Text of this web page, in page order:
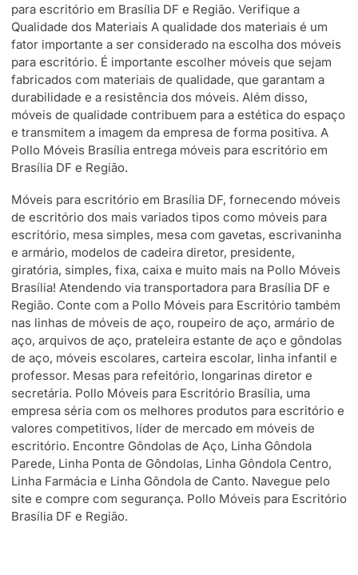
para escritório em Brasília DF e Região. Verifique a
Qualidade dos Materiais A qualidade dos materiais é um
fator importante a ser considerado na escolha dos móveis
para escritório. É importante escolher móveis que sejam
fabricados com materiais de qualidade, que garantam a
durabilidade e a resistência dos móveis. Além disso,
móveis de qualidade contribuem para a estética do espaço
e transmitem a imagem da empresa de forma positiva. A
Pollo Móveis Brasília entrega móveis para escritório em
Brasília DF e Região.
Móveis para escritório em Brasília DF, fornecendo móveis
de escritório dos mais variados tipos como móveis para
escritório, mesa simples, mesa com gavetas, escrivaninha
e armário, modelos de cadeira diretor, presidente,
giratória, simples, fixa, caixa e muito mais na Pollo Móveis
Brasília! Atendendo via transportadora para Brasília DF e
Região. Conte com a Pollo Móveis para Escritório também
nas linhas de móveis de aço, roupeiro de aço, armário de
aço, arquivos de aço, prateleira estante de aço e gôndolas
de aço, móveis escolares, carteira escolar, linha infantil e
professor. Mesas para refeitório, longarinas diretor e
secretária. Pollo Móveis para Escritório Brasília, uma
empresa séria com os melhores produtos para escritório e
valores competitivos, líder de mercado em móveis de
escritório. Encontre Gôndolas de Aço, Linha Gôndola
Parede, Linha Ponta de Gôndolas, Linha Gôndola Centro,
Linha Farmácia e Linha Gôndola de Canto. Navegue pelo
site e compre com segurança. Pollo Móveis para Escritório
Brasília DF e Região.